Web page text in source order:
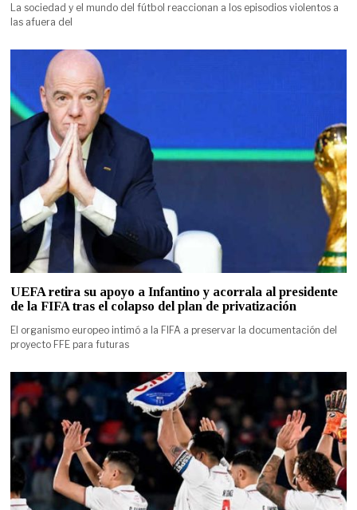
La sociedad y el mundo del fútbol reaccionan a los episodios violentos a
las afuera del
UEFA retira su apoyo a Infantino y acorrala al presidente
de la FIFA tras el colapso del plan de privatización
El organismo europeo intimó a la FIFA a preservar la documentación del
proyecto FFE para futuras